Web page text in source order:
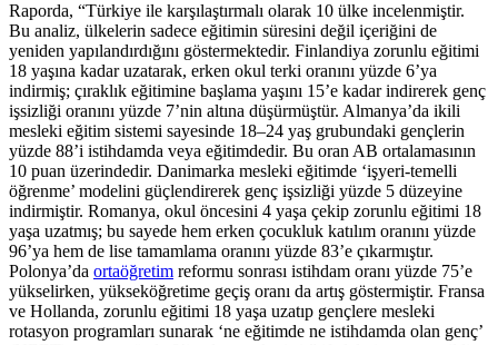
Raporda, “Türkiye ile karşılaştırmalı olarak 10 ülke incelenmiştir.
Bu analiz, ülkelerin sadece eğitimin süresini değil içeriğini de
yeniden yapılandırdığını göstermektedir. Finlandiya zorunlu eğitimi
18 yaşına kadar uzatarak, erken okul terki oranını yüzde 6’ya
indirmiş; çıraklık eğitimine başlama yaşını 15’e kadar indirerek genç
işsizliği oranını yüzde 7’nin altına düşürmüştür. Almanya’da ikili
mesleki eğitim sistemi sayesinde 18–24 yaş grubundaki gençlerin
yüzde 88’i istihdamda veya eğitimdedir. Bu oran AB ortalamasının
10 puan üzerindedir. Danimarka mesleki eğitimde ‘işyeri-temelli
öğrenme’ modelini güçlendirerek genç işsizliği yüzde 5 düzeyine
indirmiştir. Romanya, okul öncesini 4 yaşa çekip zorunlu eğitimi 18
yaşa uzatmış; bu sayede hem erken çocukluk katılım oranını yüzde
96’ya hem de lise tamamlama oranını yüzde 83’e çıkarmıştır.
Polonya’da ortaöğretim reformu sonrası istihdam oranı yüzde 75’e
yükselirken, yükseköğretime geçiş oranı da artış göstermiştir. Fransa
ve Hollanda, zorunlu eğitimi 18 yaşa uzatıp gençlere mesleki
rotasyon programları sunarak ‘ne eğitimde ne istihdamda olan genç’